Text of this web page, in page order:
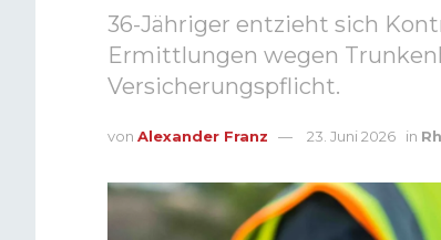
36-Jähriger entzieht sich
Ermittlungen wegen
Versicherungspflicht.
von Alexander Franz 23. Juni 2026 in